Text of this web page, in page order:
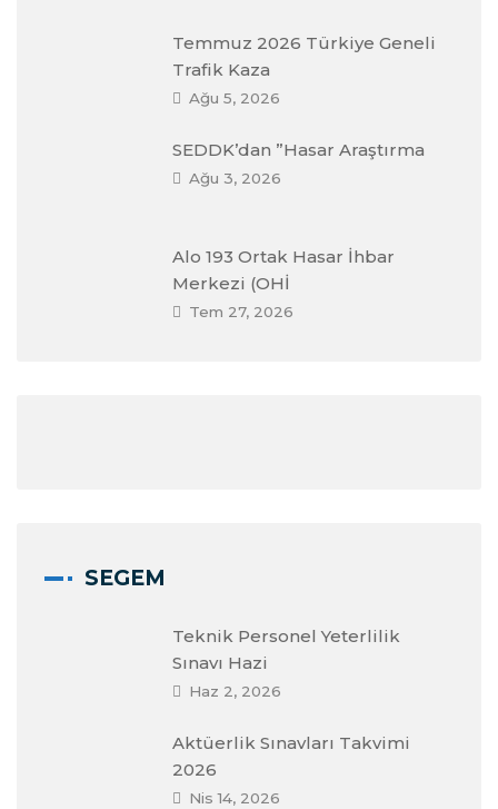
Temmuz 2026 Türkiye Geneli
Trafik Kaza
Ağu 5, 2026
SEDDK’dan ”Hasar Araştırma
Ağu 3, 2026
Alo 193 Ortak Hasar İhbar
Merkezi (OHİ
Tem 27, 2026
SEGEM
Teknik Personel Yeterlilik
Sınavı Hazi
Haz 2, 2026
Aktüerlik Sınavları Takvimi
2026
Nis 14, 2026